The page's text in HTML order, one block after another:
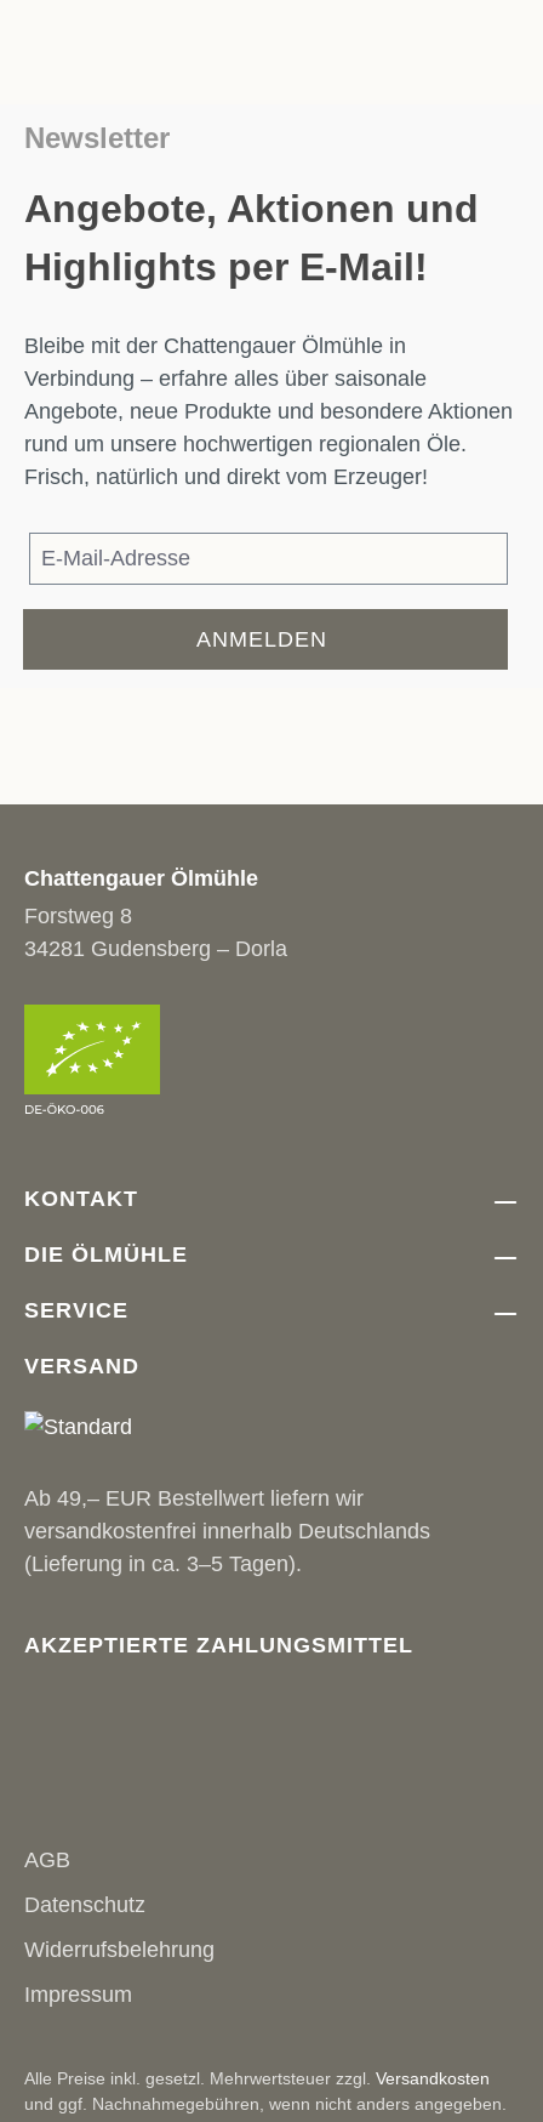
Newsletter
Angebote, Aktionen und
Highlights per E-Mail!
Bleibe mit der Chattengauer Ölmühle in
Verbindung – erfahre alles über saisonale
Angebote, neue Produkte und besondere Aktionen
rund um unsere hochwertigen regionalen Öle.
Frisch, natürlich und direkt vom Erzeuger!
ANMELDEN
Chattengauer Ölmühle
Forstweg 8
34281 Gudensberg – Dorla
KONTAKT
DIE ÖLMÜHLE
SERVICE
VERSAND
Ab 49,– EUR Bestellwert liefern wir
versandkostenfrei innerhalb Deutschlands
(Lieferung in ca. 3–5 Tagen).
AKZEPTIERTE ZAHLUNGSMITTEL
AGB
Datenschutz
Widerrufsbelehrung
Impressum
Alle Preise inkl. gesetzl. Mehrwertsteuer zzgl. Versandkosten
und ggf. Nachnahmegebühren, wenn nicht anders angegeben.